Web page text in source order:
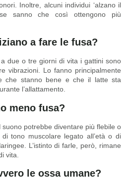
Inoltre, alcuni individui ‘alzano il
se sanno che così ottengono più
a fare le fusa?
due o tre giorni di vita i gattini sono
vibrazioni. Lo fanno principalmente
che stanno bene e che il latte sta
l’allattamento.
meno fusa?
potrebbe diventare più flebile o
tono muscolare legato all’età o di
L’istinto di farle, però, rimane
vita.
le ossa umane?